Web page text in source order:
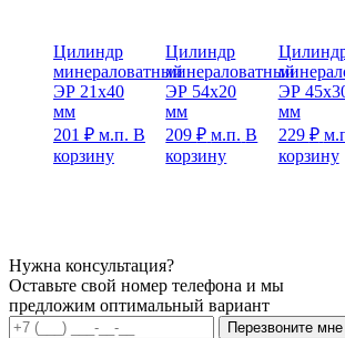
Цилиндр
минераловатный
ЭР 21х40
мм
201 ₽ м.п. В
корзину
Цилиндр
минераловатный
ЭР 54х20
мм
209₽ м.п. В
корзину
ЭР
мм
229 ₽
корзину
Нужна консультация?
Оставьте свой номер телефона и мы
предложим оптимальный вариант
Перезвоните мне